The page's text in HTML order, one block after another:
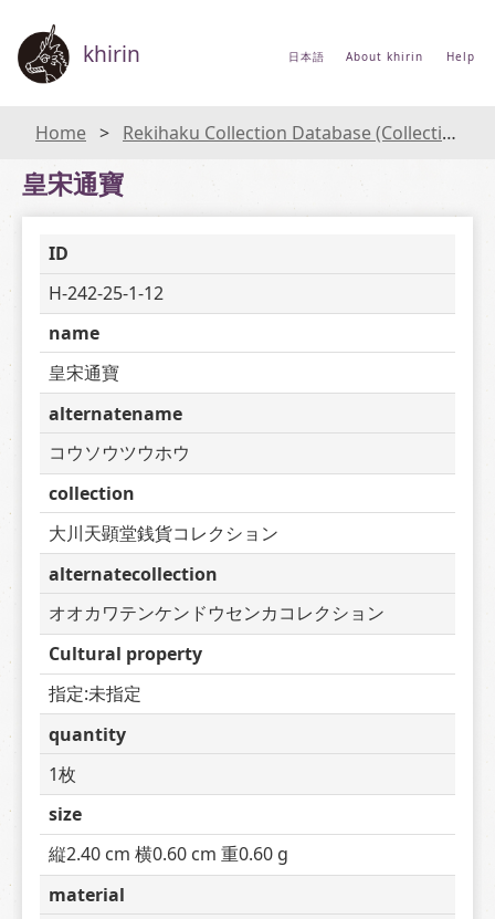
khirin 日本語 About khirin Help
Home Rekihaku Collection Database (Collections Database of the National Museum of Japanese History)
皇宋通寶
ID
H-242-25-1-12
name
皇宋通寶
alternatename
コウソウツウホウ
collection
大川天顕堂銭貨コレクション
alternatecollection
オオカワテンケンドウセンカコレクション
Cultural property
指定:未指定
quantity
1枚
size
縦2.40 cm 横0.60 cm 重0.60 g
material